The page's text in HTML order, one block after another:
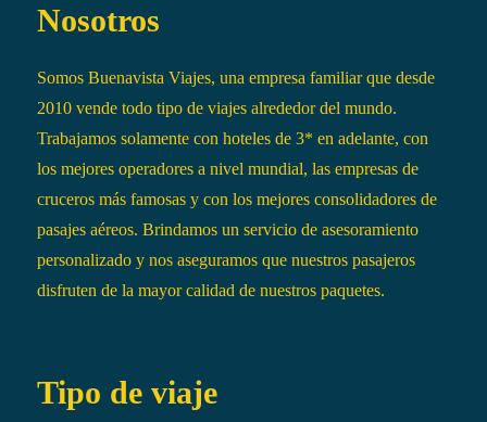
Nosotros
Somos Buenavista Viajes, una empresa familiar que desde
2010 vende todo tipo de viajes alrededor del mundo.
Trabajamos solamente con hoteles de 3* en adelante, con
los mejores operadores a nivel mundial, las empresas de
cruceros más famosas y con los mejores consolidadores de
pasajes aéreos. Brindamos un servicio de asesoramiento
personalizado y nos aseguramos que nuestros pasajeros
disfruten de la mayor calidad de nuestros paquetes.
Tipo de viaje